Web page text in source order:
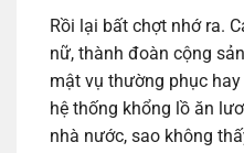
Rồi lại bất chợt nhớ ra.
nữ, thành đoàn cộng
mật vụ thường phục
hệ thống khổng lồ ăn
nhà nước, sao không